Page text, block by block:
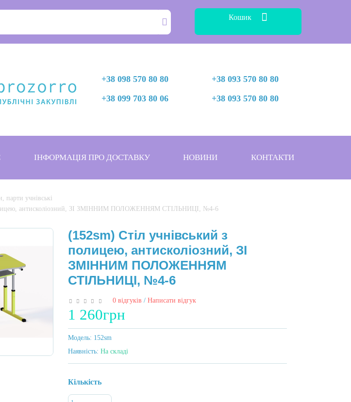
Кошик
+38 098 570 80 80
+38 099 703 80 06
+38 093 570 80 80
+38 093 570 80 80
ІНФОРМАЦІЯ ПРО ДОСТАВКУ НОВИНИ КОНТАКТИ
парти учнівські
антисколіозний, ЗІ ЗМІННИМ ПОЛОЖЕННЯМ СТІЛЬНИЦІ, №4-6
(152sm) Стіл учнівський з
полицею, антисколіозний, ЗІ
ЗМІННИМ ПОЛОЖЕННЯМ
СТІЛЬНИЦІ, №4-6
0 відгуків / Написати відгук
1 260грн
Модель: 152sm
Наявність: На складі
Кількість